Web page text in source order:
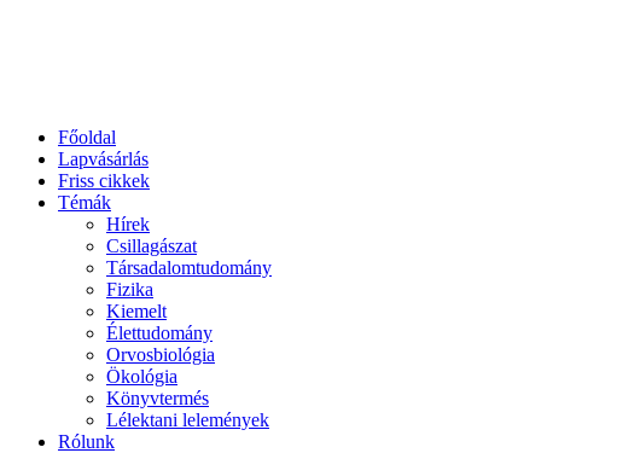
Főoldal
Lapvásárlás
Friss cikkek
Témák
Hírek
Csillagászat
Társadalomtudomány
Fizika
Kiemelt
Élettudomány
Orvosbiológia
Ökológia
Könyvtermés
Lélektani lelemények
Rólunk